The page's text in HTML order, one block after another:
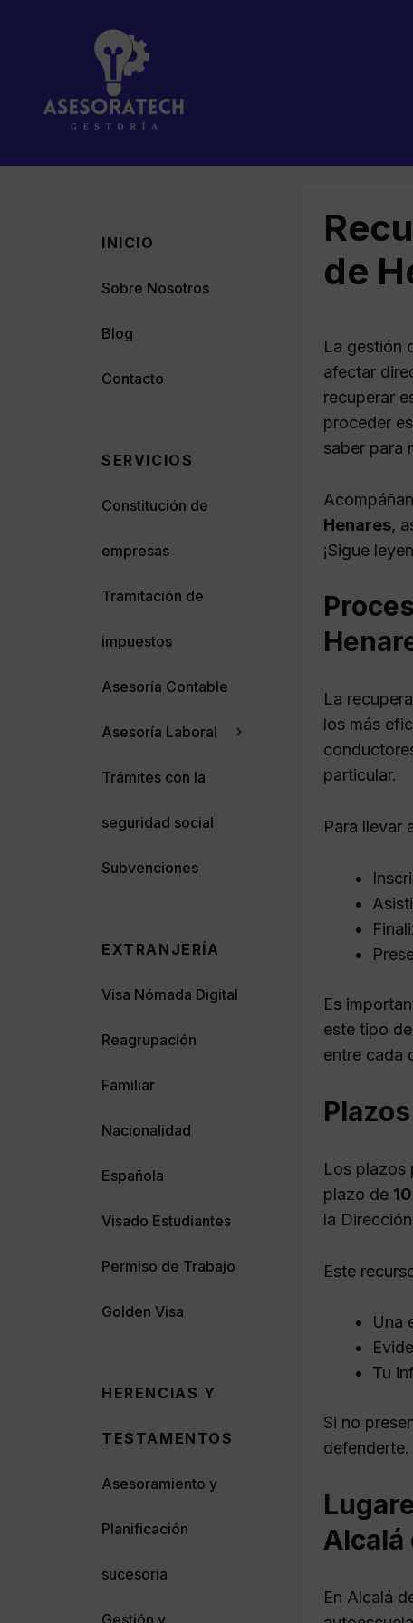
de
La gestión
afectar
recuperar
proceder
saber para
Henares,
¡Sigue
La
los más
particular.
Para llevar
Es
este tipo
entre cada
Los plazos
plazo de
la
Este
Una
Tu
Si no
defenderte.
Alcalá
En Alcalá
INICIO
Sobre Nosotros
Blog
Contacto
SERVICIOS
Constitución de
empresas
Tramitación de
impuestos
Asesoría Contable
Asesoría Laboral
Trámites con la
seguridad social
Subvenciones
EXTRANJERÍA
Visa Nómada Digital
Reagrupación
Familiar
Nacionalidad
Española
Visado Estudiantes
Permiso de Trabajo
Golden Visa
HERENCIAS Y
TESTAMENTOS
Asesoramiento y
Planificación
sucesoria
Gestión y